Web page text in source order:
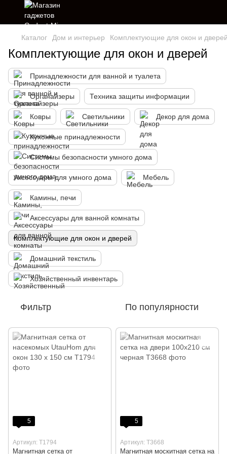
Каталог Дом и интерьер Комплектующие для окон и
Комплектующие для окон и дверей
Принадлежности для ванной и туалета
Органайзеры Техника защиты информации
Ковры Светильники Декор для дома
Кухонные принадлежности
Системы безопасности умного дома
Аксессуары для умного дома Мебель
Камины, печи
Аксессуары для ванной комнаты
Комплектующие для окон и дверей
Домашний текстиль
Хозяйственный инвентарь
Фильтр По популярности
5
Артикул: T1794
Магнитная сетка от
5
Артикул: T3668
Магнитная москитная сетка на